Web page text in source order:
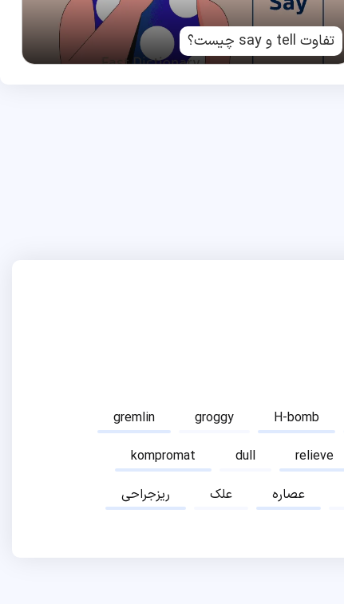
تفاوت tell و say چیست؟
gremlin groggy H-bomb
kompromat
dull relieve
ریزجراحی
علک عصاره